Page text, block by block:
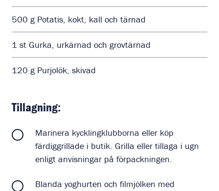
500 g Potatis, kokt, kall och tärnad
1 st Gurka, urkärnad och grovtärnad
120 g Purjolök, skivad
Tillagning:
Marinera kycklingklubborna eller köp
färdiggrillade i butik. Grilla eller tillaga i ugn
enligt anvisningar på förpackningen.
Blanda yoghurten och filmjölken med